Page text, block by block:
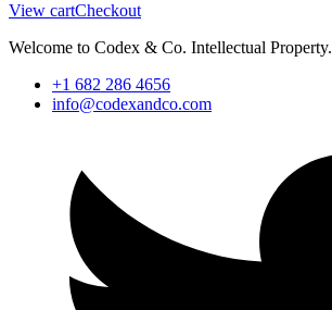
View cartCheckout
Welcome to Codex & Co. Intellectual Property.
+1 682 286 4656
info@codexandco.com